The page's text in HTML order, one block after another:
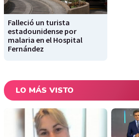
Falleció un turista
estadounidense por
malaria en el Hospital
Fernández
LO MÁS VISTO